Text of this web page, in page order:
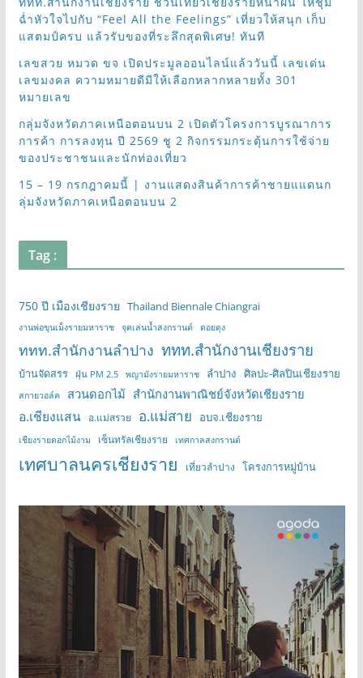
ฉ่ำหัวใจไปกับ “Feel All the Feelings” เที่ยวให้สนุก เก็บ
แสตมป์ครบ แล้วรับของที่ระลึกสุดพิเศษ! ทันที
เลขสวย หมวด ขจ เปิดประมูลออนไลน์แล้ววันนี้ เลขเด่น
เลขมงคล ความหมายดีมีให้เลือกหลากหลายทั้ง 301
หมายเลข
กลุ่มจังหวัดภาคเหนือตอนบน 2 เปิดตัวโครงการบูรณาการ
การค้า การลงทุน ปี 2569 ชู 2 กิจกรรมกระตุ้นการใช้จ่าย
ของประชาชนและนักท่องเที่ยว
15 – 19 กรกฎาคมนี้ | งานแสดงสินค้าการค้าชายแแดนก
ลุ่มจังหวัดภาคเหนือตอนบน 2
Tag :
750 ปี เมืองเชียงราย Thailand Biennale Chiangrai
งานพ่อขุนเม็งรายมหาราช จุดเล่นน้ำสงกรานต์ ดอยตุง
ททท.สำนักงานลำปาง ททท.สำนักงานเชียงราย
บ้านจัดสรร ฝุ่น PM 2.5 พญามังรายมหาราช ลำปาง ศิลปะ-ศิลปินเชียงราย
สกายวอล์ค สวนดอกไม้ สำนักงานพาณิชย์จังหวัดเชียงราย
อ.เชียงแสน อ.แม่สรวย อ.แม่สาย อบจ.เชียงราย
เชียงรายดอกไม้งาม เซ็นทรัลเชียงราย เทศกาลสงกรานต์
เทศบาลนครเชียงราย เที่ยวลำปาง โครงการหมู่บ้าน